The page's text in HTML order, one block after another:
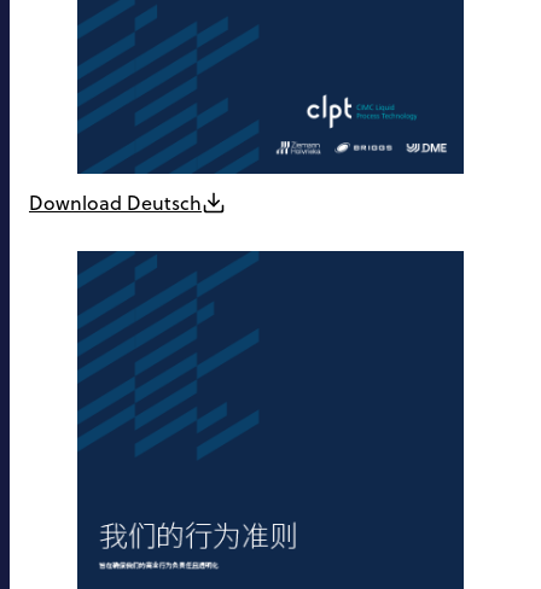
Download Deutsch